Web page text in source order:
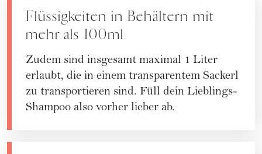
Flüssigkeiten in Behältern mit
mehr als 100ml
Zudem sind insgesamt maximal 1 Liter
erlaubt, die in einem transparentem Sackerl
zu transportieren sind. Füll dein Lieblings-
Shampoo also vorher lieber ab.